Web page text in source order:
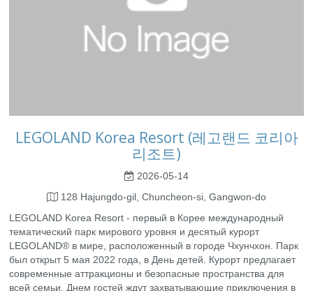
LEGOLAND Korea Resort (레고랜드 코리아
리조트)
2026-05-14
128 Hajungdo-gil, Chuncheon-si, Gangwon-do
LEGOLAND Korea Resort - первый в Корее международный
тематический парк мирового уровня и десятый курорт
LEGOLAND® в мире, расположенный в городе Чхунчхон. Парк
был открыт 5 мая 2022 года, в День детей. Курорт предлагает
современные аттракционы и безопасные пространства для
всей семьи. Днем гостей ждут захватывающие приключения в